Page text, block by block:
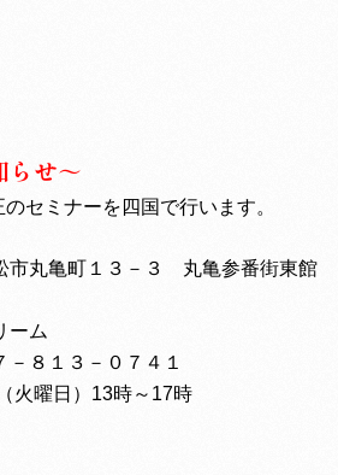
らせ～
セミナーを四国で行います。
丸亀町１３－３ 丸亀参番街東館
ム
３－０７４１
曜日）13時～17時